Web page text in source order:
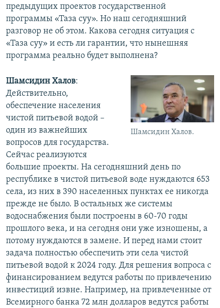
предыдущих проектов государственной
программы «Таза суу». Но наш сегодняшний
разговор не об этом. Какова сегодня ситуация с
«Таза суу» и есть ли гарантии, что нынешняя
программа реально будет выполнена?
Шамсидин Халов.
Шамсидин Халов:
Действительно,
обеспечение населения
чистой питьевой водой –
один из важнейших
вопросов для государства.
Сейчас реализуются
большие проекты. На сегодняшний день по
республике в чистой питьевой воде нуждаются 653
села, из них в 390 населенных пунктах ее никогда
прежде не было. В остальных же системы
водоснабжения были построены в 60-70 годы
прошлого века, и на сегодня они уже изношены, а
потому нуждаются в замене. И перед нами стоит
задача полностью обеспечить эти села чистой
питьевой водой к 2024 году. Для решения вопроса с
финансированием ведутся работы по привлечению
инвестиций извне. Например, на привлеченные от
Всемирного банка 72 млн долларов ведутся работы